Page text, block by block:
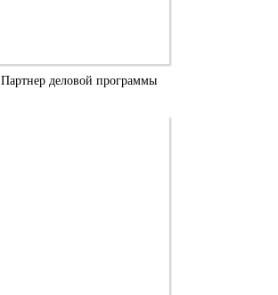
Партнер деловой программы